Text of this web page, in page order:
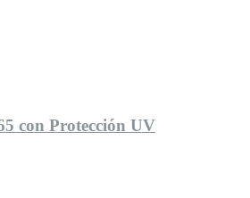
con Protección UV